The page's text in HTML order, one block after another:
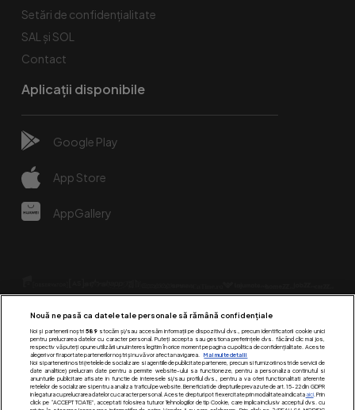
Setări de confidențialitate
SAL și SOL
Contact
Aplicații disponibile
Google Play
App Store
AppGallery
Urmărește-ne pe:
Nouă ne pasă ca datele tale personale să rămână confidențiale
Noi și partenerii noștri 589stocăm și/sau accesăm informații pe dispozitivul dvs., precum identificatorii cookie unici
pentru prelucrarea datelor cu caracter personal. Puteți accepta sau gestiona preferințele dvs. făcând clic mai jos,
respectiv vă puteți opune utilizării unui interes legitim în orice moment pe pagina cu politica de confidențialitate. Aceste
alegeri vor fi raportate partenerilor noștri și nu vă vor afecta navigarea.
Mai multe detalii
Noi si partenerii nostri (retelele de socializare si agentiile de publicitate partenere, precum si furnizorii nostri de servicii de
date analitice) prelucram date pentru a permite website-ului sa functioneze, pentru a personaliza continutul si
anunturile publicitare afisate in functie de interesele si/sau profilul dvs., pentru a va oferi functionalitati aferente
retelelor de socializare si pentru a analiza traficul pe website. Beneficiati de drepturile prevazute de art. 15-22 din GDPR
in legatura cu prelucrarea datelor cu caracter personal. Aceste drepturi pot fi exercitate prin modalitatea indicataaici. Prin
click pe “ACCEPT TOATE”, acceptati folosirea tuturor Tehnologiilor de tip Cookie, care implica inclusiv acceptul dvs. cu